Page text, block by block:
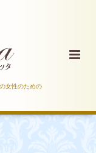
女性のための